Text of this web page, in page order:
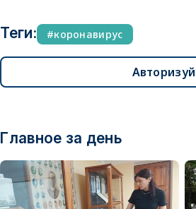
Теги: коронавирус
Главное за день